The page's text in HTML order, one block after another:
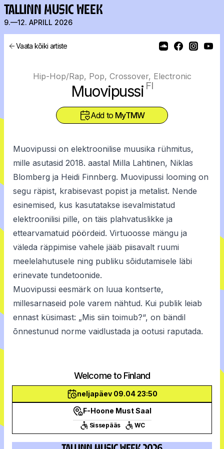
TALLINN MUSIC WEEK
9.—12. APRILL 2026
Vaata kõiki artiste
Hip-Hop/Rap, Pop, Crossover, Electronic
Muovipussi FI
Add to MyTMW
Muovipussi on elektroonilise muusika rühmitus,
mille asutasid 2018. aastal Milla Lahtinen, Niklas
Blomberg ja Heidi Finnberg. Muovipussi looming on
segu räpist, krabisevast popist ja metalist. Nende
esinemised, kus kasutatakse isevalmistatud
elektroonilisi pille, on täis plahvatuslikke ja
ettearvamatuid pöördeid. Virtuoosse mängu ja
väleda räppimise vahele jääb piisavalt ruumi
meelelahutusele ning publiku sõidutamisele läbi
erinevate tundetoonide.
Muovipussi eesmärk on luua kontserte,
millesarnaseid pole varem nähtud. Kui publik leiab
ennast küsimast: „Mis siin toimub?“, on bändil
õnnestunud norme vaidlustada ja ootusi raputada.
Welcome to Finland
neljapäev 09.04 23:50
F-Hoone Must Saal
Sissepääs WC